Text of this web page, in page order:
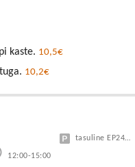
kaste. 10,5€
10,2€
12:00-15:00
tasuline EP24 või Vanalinn